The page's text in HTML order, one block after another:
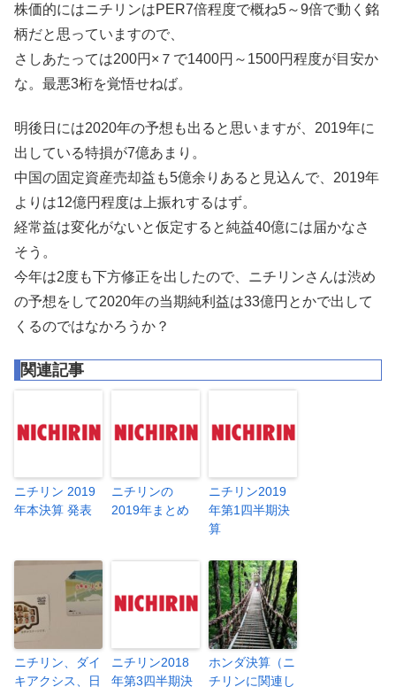
株価的にはニチリンはPER7倍程度で概ね5～9倍で動く銘
柄だと思っていますので、
さしあたっては200円×７で1400円～1500円程度が目安か
な。最悪3桁を覚悟せねば。
明後日には2020年の予想も出ると思いますが、2019年に
出している特損が7億あまり。
中国の固定資産売却益も5億余りあると見込んで、2019年
よりは12億円程度は上振れするはず。
経常益は変化がないと仮定すると純益40億には届かなさ
そう。
今年は2度も下方修正を出したので、ニチリンさんは渋め
の予想をして2020年の当期純利益は33億円とかで出して
くるのではなかろうか？
関連記事
ニチリン 2019
年本決算 発表
ニチリンの
2019年まとめ
ニチリン2019
年第1四半期決
算
ニチリン、ダイ
キアクシス、日
ニチリン2018
年第3四半期決
ホンダ決算（ニ
チリンに関連し